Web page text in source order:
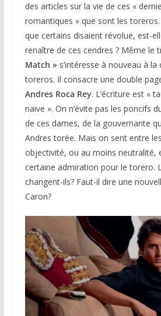
des articles sur la vie de ces «
romantiques » que sont les
que certains disaient révolue, est-
renaître de ces cendres ? Même le
Match » s’intéresse à nouveau à
toreros. Il consacre une double
Andres Roca Rey. L’écriture est «
naive ». On n’évite pas les poncifs
de ces dames, de la gouvernante
Andres torée. Mais on sent entre
objectivité, ou au moins neutralité,
certaine admiration pour le torero.
changent-ils? Faut-il dire une
Caron?